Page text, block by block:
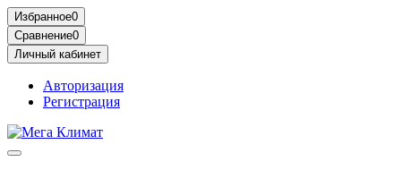
Избранное0
Сравнение0
Личный кабинет
Авторизация
Регистрация